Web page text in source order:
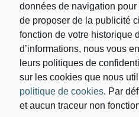
données de navigation
de proposer de la publicité
fonction de votre historique
d’informations, nous vous
leurs politiques de
sur les cookies que nous
politique de cookies. Par
et aucun traceur non
Votre adresse de
pour vous envoyer les
Cabinet d’avocat
à tout moment utiliser le